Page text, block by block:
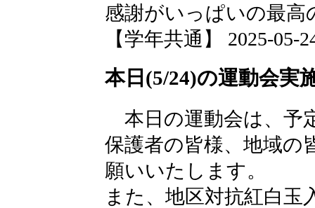
感謝がいっぱいの最高
【学年共通】 2025-05-
本日(5/24)の運動会実
本日の運動会は、予
保護者の皆様、地域の
願いいたします。
また、地区対抗紅白